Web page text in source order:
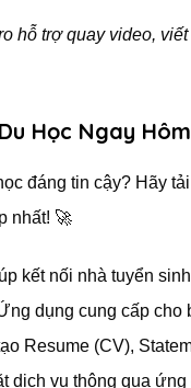
hỗ trợ quay video,
Học Ngay
đáng tin cậy? Hãy
nhất! 🚀
kết nối nhà tuyển
dụng cung cấp
Resume (CV),
dịch vụ thông qua ứng